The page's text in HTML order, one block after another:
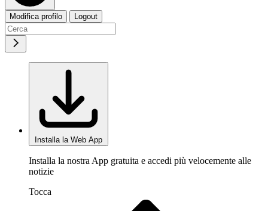
Modifica profilo Logout
Installa la Web App
Installa la nostra App gratuita e accedi più velocemente alle
notizie
Tocca